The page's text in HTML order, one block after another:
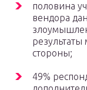
половина
вендора
результаты
стороны;
49%